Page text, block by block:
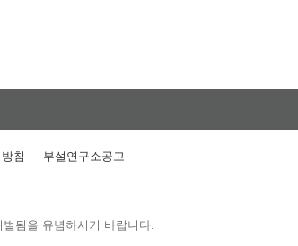
침 부설연구소공고
됨을 유념하시기 바랍니다.